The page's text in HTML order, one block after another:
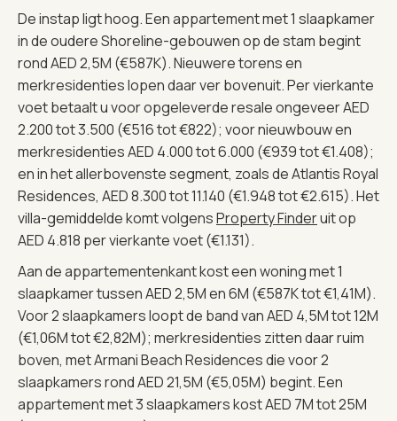
De instap ligt hoog. Een appartement met 1 slaapkamer
in de oudere Shoreline-gebouwen op de stam begint
rond AED 2,5M (€587K). Nieuwere torens en
merkresidenties lopen daar ver bovenuit. Per vierkante
voet betaalt u voor opgeleverde resale ongeveer AED
2.200 tot 3.500 (€516 tot €822); voor nieuwbouw en
merkresidenties AED 4.000 tot 6.000 (€939 tot €1.408);
en in het allerbovenste segment, zoals de Atlantis Royal
Residences, AED 8.300 tot 11.140 (€1.948 tot €2.615). Het
villa-gemiddelde komt volgensProperty Finderuit op
AED 4.818 per vierkante voet (€1.131).
Aan de appartementenkant kost een woning met 1
slaapkamer tussen AED 2,5M en 6M (€587K tot €1,41M).
Voor 2 slaapkamers loopt de band van AED 4,5M tot 12M
(€1,06M tot €2,82M); merkresidenties zitten daar ruim
boven, met Armani Beach Residences die voor 2
slaapkamers rond AED 21,5M (€5,05M) begint. Een
appartement met 3 slaapkamers kost AED 7M tot 25M